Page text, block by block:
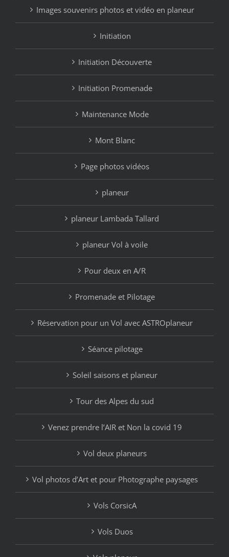
Images souvenirs photos et vidéo en planeur
Initiation
Initiation Découverte
Initiation Promenade
Maintenance Mode
Mont Blanc
Page photos vidéos
planeur
planeur Lambada Tallard
planeur Vol à voile
Pour deux en A/R
Promenade et Pilotage
Réservation pour un Vol avec ASTROplaneur
Séance pilotage
Soleil saisons et planeur
Tour des Alpes du sud
Venez prendre l’AIR et Non la covid 19
Vol deux planeurs
Vol photos d’Art et pour Photographe paysages
Vols CorsicA
Vols Duos